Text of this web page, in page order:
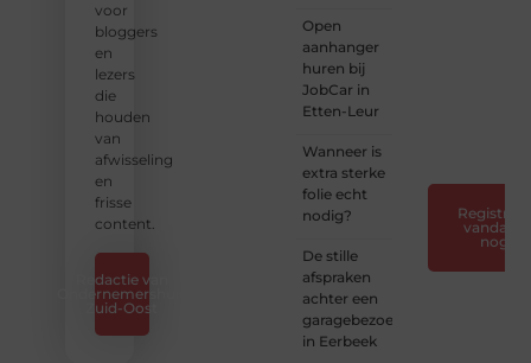
voor
bloggers
en
lezers
die
houden
van
afwisseling
en
frisse
content.
Redactie van
Ondernemershuis
Zuid-Oost
Open
aanhanger
huren bij
JobCar in
Etten-Leur
Wanneer is
extra sterke
folie echt
nodig?
De stille
afspraken
achter een
garagebezoek
in Eerbeek
Registreer
vandaag
nog